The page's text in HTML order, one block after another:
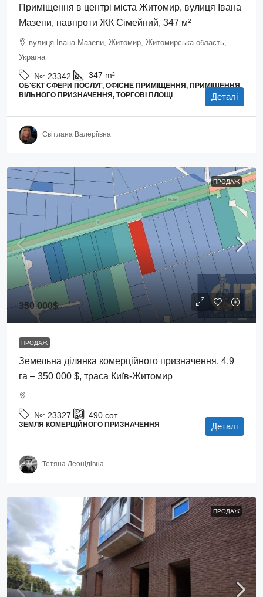
Приміщення в центрі міста Житомир, вулиця Івана
Мазепи, навпроти ЖК Сімейний, 347 м²
вулиця Івана Мазепи, Житомир, Житомирська область,
Україна
№: 23342 347 m²
ОБ'ЄКТ СФЕРИ ПОСЛУГ, ОФІСНЕ ПРИМІЩЕННЯ, ПРИМІЩЕННЯ
ВІЛЬНОГО ПРИЗНАЧЕННЯ, ТОРГОВІ ПЛОЩІ
Деталі
Світлана Валеріївна
ПРОДАЖ
350 000$
ПРОДАЖ
Земельна ділянка комерційного призначення, 4.9
га – 350 000 $, траса Київ-Житомир
№: 23327 490 сот.
ЗЕМЛЯ КОМЕРЦІЙНОГО ПРИЗНАЧЕННЯ Деталі
Тетяна Леонідівна
ПРОДАЖ